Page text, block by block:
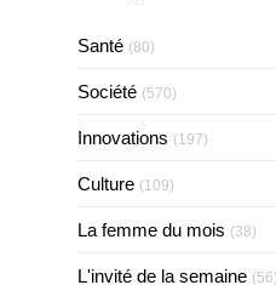
Santé (80)
Société (570)
Innovations (197)
Culture (109)
La femme du mois (38)
L'invité de la semaine (56)